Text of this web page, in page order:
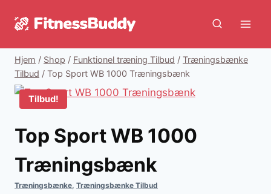
Hjem / Shop / Funktionel træning Tilbud / Træningsbænke
Tilbud / Top Sport WB 1000 Træningsbænk
Tilbud!
Top Sport WB 1000
Træningsbænk
Træningsbænke, Træningsbænke Tilbud